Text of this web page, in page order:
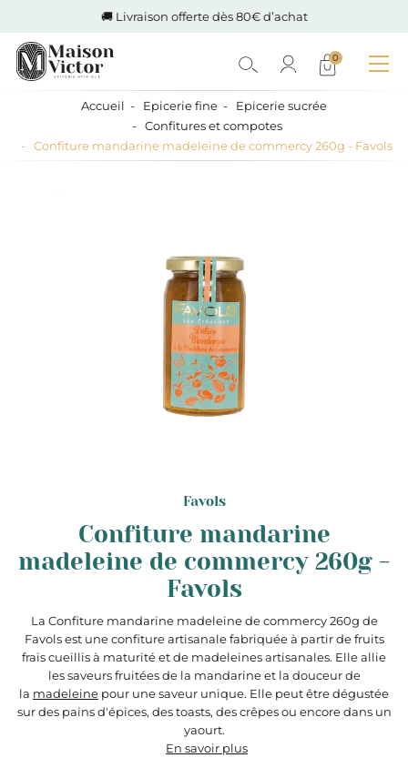
🚚 Livraison offerte dès 80€ d’achat
0
Accueil Epicerie fine
Epicerie sucrée
Confitures et compotes
Confiture mandarine madeleine de commercy 260g - Favols
Favols
Confiture mandarine
madeleine de commercy 260g -
Favols
La Confiture mandarine madeleine de commercy 260g de
Favols est une confiture artisanale fabriquée à partir de fruits
frais cueillis à maturité et de madeleines artisanales. Elle allie
les saveurs fruitées de la mandarine et la douceur de
la madeleine pour une saveur unique. Elle peut être dégustée
sur des pains d'épices, des toasts, des crêpes ou encore dans un
yaourt.
En savoir plus